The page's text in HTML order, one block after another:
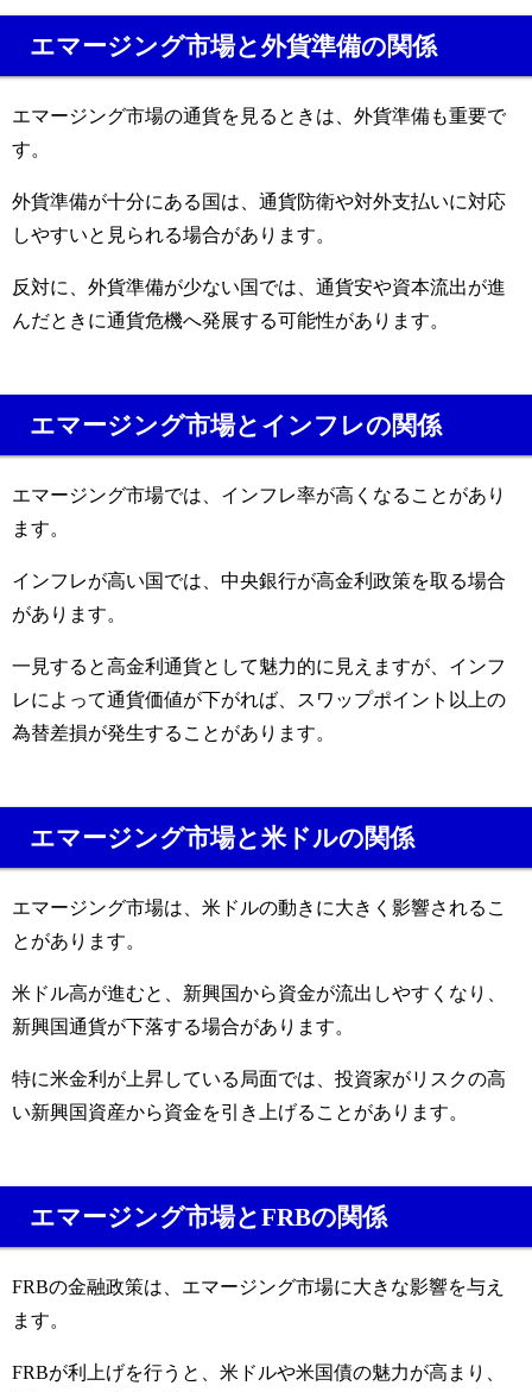
エマージング市場と外貨準備の関係
エマージング市場の通貨を見るときは、外貨準備も重要で
す。
外貨準備が十分にある国は、通貨防衛や対外支払いに対応
しやすいと見られる場合があります。
反対に、外貨準備が少ない国では、通貨安や資本流出が進
んだときに通貨危機へ発展する可能性があります。
エマージング市場とインフレの関係
エマージング市場では、インフレ率が高くなることがあり
ます。
インフレが高い国では、中央銀行が高金利政策を取る場合
があります。
一見すると高金利通貨として魅力的に見えますが、インフ
レによって通貨価値が下がれば、スワップポイント以上の
為替差損が発生することがあります。
エマージング市場と米ドルの関係
エマージング市場は、米ドルの動きに大きく影響されるこ
とがあります。
米ドル高が進むと、新興国から資金が流出しやすくなり、
新興国通貨が下落する場合があります。
特に米金利が上昇している局面では、投資家がリスクの高
い新興国資産から資金を引き上げることがあります。
エマージング市場とFRBの関係
FRBの金融政策は、エマージング市場に大きな影響を与え
ます。
FRBが利上げを行うと、米ドルや米国債の魅力が高まり、